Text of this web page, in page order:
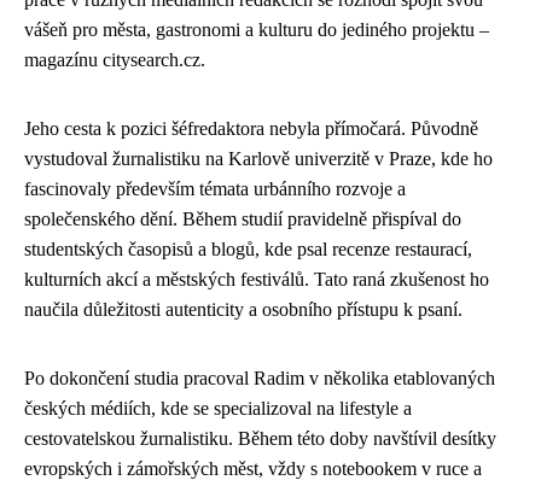
vášeň pro města, gastronomi a kulturu do jediného projektu –
magazínu citysearch.cz.
Jeho cesta k pozici šéfredaktora nebyla přímočará. Původně
vystudoval žurnalistiku na Karlově univerzitě v Praze, kde ho
fascinovaly především témata urbánního rozvoje a
společenského dění. Během studií pravidelně přispíval do
studentských časopisů a blogů, kde psal recenze restaurací,
kulturních akcí a městských festiválů. Tato raná zkušenost ho
naučila důležitosti autenticity a osobního přístupu k psaní.
Po dokončení studia pracoval Radim v několika etablovaných
českých médiích, kde se specializoval na lifestyle a
cestovatelskou žurnalistiku. Během této doby navštívil desítky
evropských i zámořských měst, vždy s notebookem v ruce a